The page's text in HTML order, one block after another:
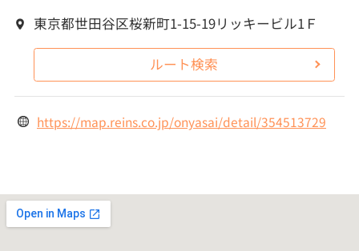
東京都世田谷区桜新町1-15-19リッキービル1Ｆ
ルート検索
https://map.reins.co.jp/onyasai/detail/354513729